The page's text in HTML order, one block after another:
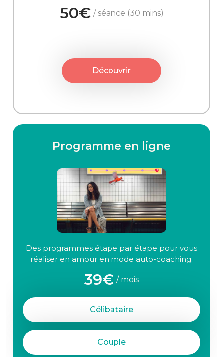
50€ / séance (30 mins)
Découvrir
Programme en ligne
Des programmes étape par étape pour vous
réaliser en amour en mode auto-coaching.
39€ / mois
Célibataire
Couple